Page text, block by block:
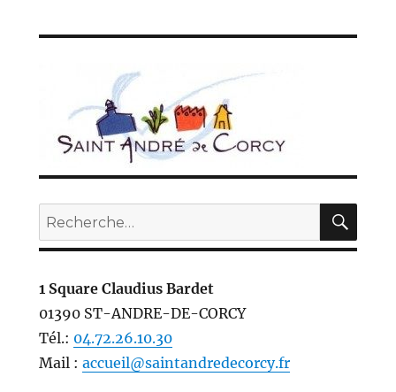
Recherche
pour :
1 Square Claudius Bardet
01390 ST-ANDRE-DE-CORCY
Tél.: 04.72.26.10.30
Mail : accueil@saintandredecorcy.fr